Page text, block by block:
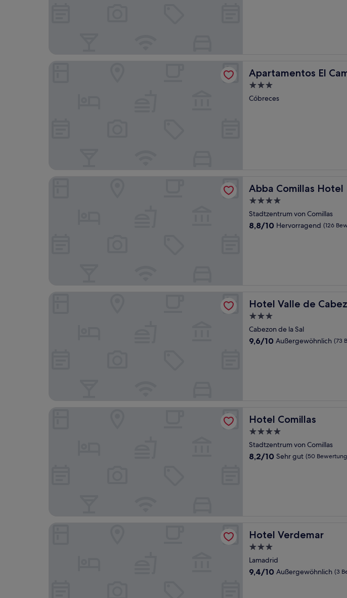
Apartamentos El
Apartamentos El Camino
3.0-
Sterne-
Cóbreces
Abba Comillas Hotel
Abba Comillas Hotel
4.0-
Sterne-
Unterkunft
Stadtzentrum von Comillas
8.8
8,8/10 Hervorragend (126
Hotel Valle de
Hotel Valle de Cabezón
3.0-
Sterne-
Unterkunft
Cabezon de la Sal
9.6
9,6/10 Außergewöhnlich (73
Hotel Comillas
Hotel Comillas
4.0-
Sterne-
Unterkunft
Stadtzentrum von Comillas
8.2
8,2/10 Sehr gut (50
Hotel Verdemar
Hotel Verdemar
3.0-
Sterne-
Unterkunft
Lamadrid
9.4
9,4/10 Außergewöhnlich (3